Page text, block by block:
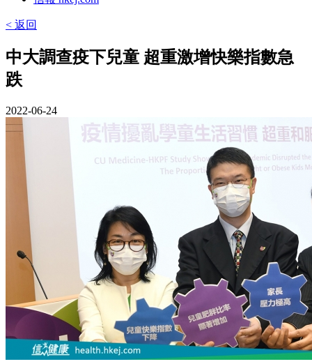
< 返回
中大調查疫下兒童 超重激增快樂指數急
跌
2022-06-24